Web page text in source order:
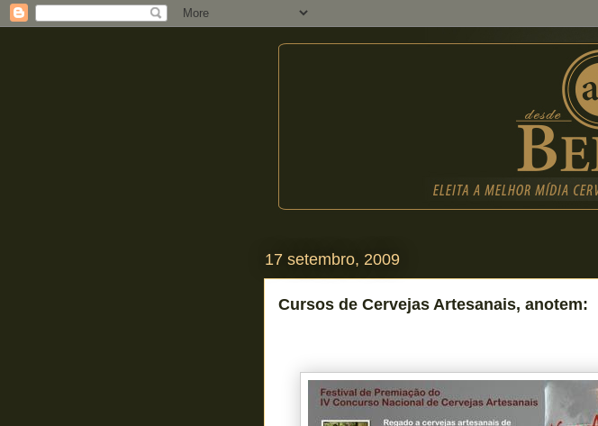
17 setembro, 2009
Cursos de Cervejas Artesanais, anotem: